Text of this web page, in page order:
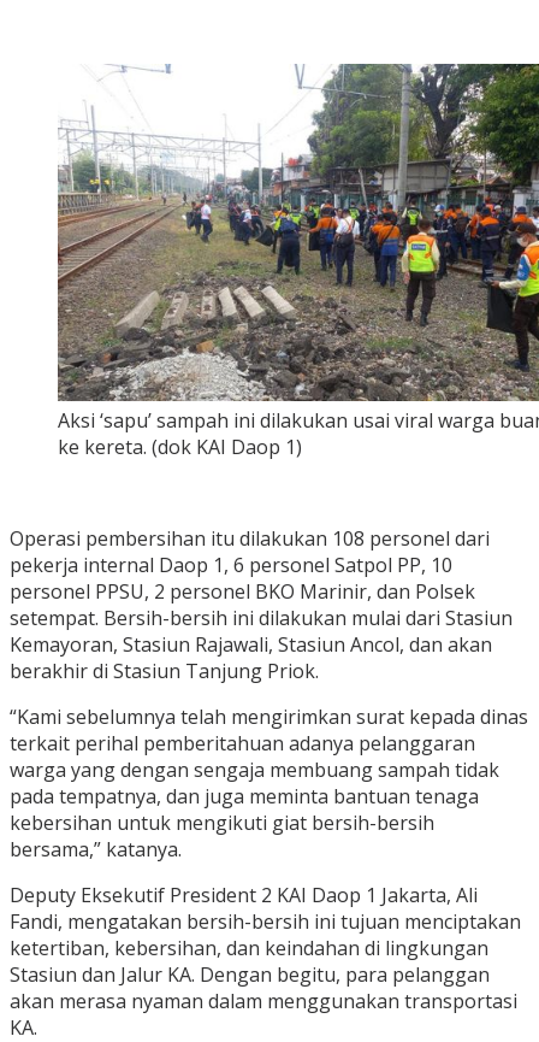
Aksi ‘sapu’ sampah ini dilakukan usai viral warga
ke kereta. (dok KAI Daop 1)
Operasi pembersihan itu dilakukan 108 personel dari
pekerja internal Daop 1, 6 personel Satpol PP, 10
personel PPSU, 2 personel BKO Marinir, dan Polsek
setempat. Bersih-bersih ini dilakukan mulai dari Stasiun
Kemayoran, Stasiun Rajawali, Stasiun Ancol, dan akan
berakhir di Stasiun Tanjung Priok.
“Kami sebelumnya telah mengirimkan surat kepada dinas
terkait perihal pemberitahuan adanya pelanggaran
warga yang dengan sengaja membuang sampah tidak
pada tempatnya, dan juga meminta bantuan tenaga
kebersihan untuk mengikuti giat bersih-bersih
bersama,” katanya.
Deputy Eksekutif President 2 KAI Daop 1 Jakarta, Ali
Fandi, mengatakan bersih-bersih ini tujuan menciptakan
ketertiban, kebersihan, dan keindahan di lingkungan
Stasiun dan Jalur KA. Dengan begitu, para pelanggan
akan merasa nyaman dalam menggunakan transportasi
KA.